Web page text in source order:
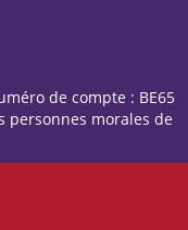
de compte : BE65
personnes morales de